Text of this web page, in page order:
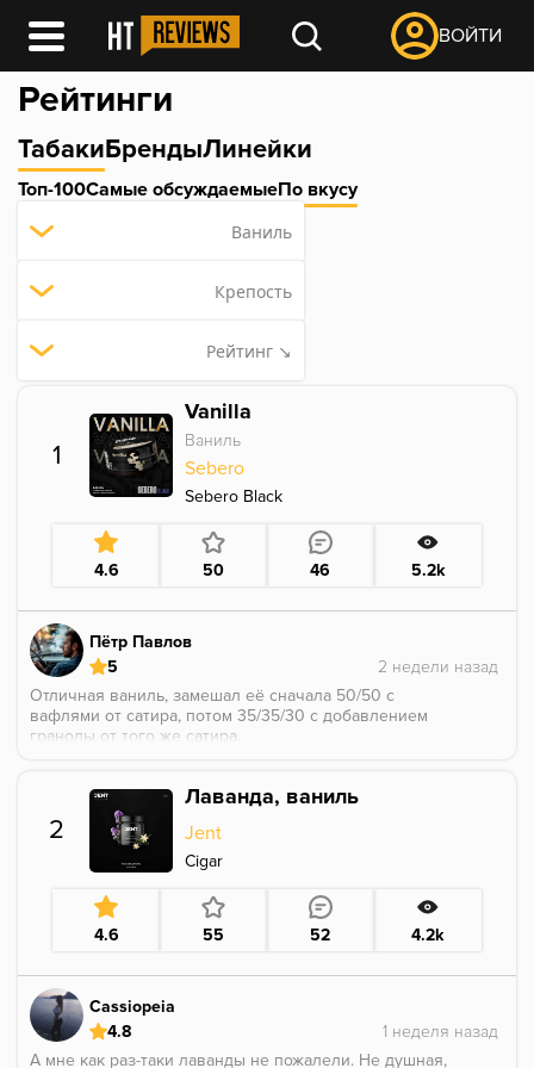
ВОЙТИ
Рейтинги
ТабакиБрендыЛинейки
Топ-100Самые обсуждаемыеПо вкусу
Ваниль
Крепость
Рейтинг ↘
1
Vanilla
Ваниль
Sebero
Sebero Black
4.6 50 46 5.2k
Пётр Павлов
5
Отличная ваниль, замешал её сначала 50/50 с
вафлями от сатира, потом 35/35/30 с добавлением
гранолы от того же сатира.
Рекомендую.
2
Лаванда, ваниль
Jent
Cigar
4.6 55 52 4.2k
Cassiopeia
4.8
А мне как раз-таки лаванды не пожалели. Не душная,